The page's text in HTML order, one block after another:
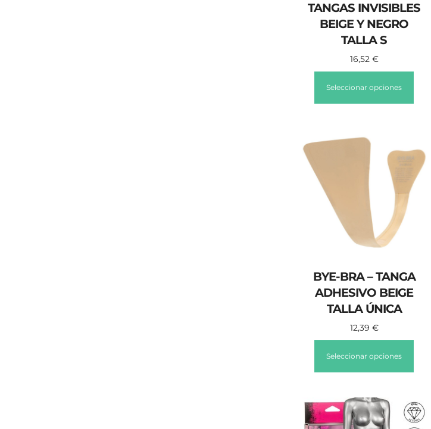
TANGAS INVISIBLES
BEIGE Y NEGRO
TALLA S
16,52 €
Seleccionar opciones
BYE-BRA – TANGA
ADHESIVO BEIGE
TALLA ÚNICA
12,39 €
Seleccionar opciones